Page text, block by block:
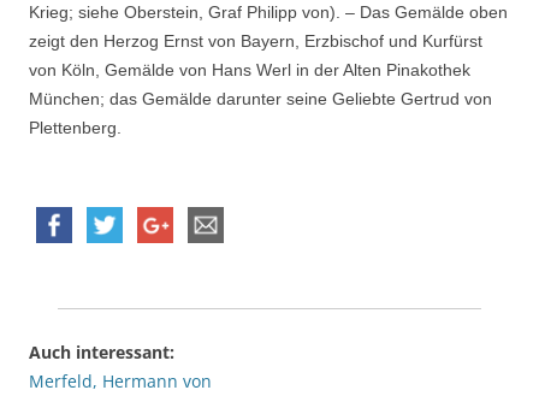
Krieg; siehe Oberstein, Graf Philipp von). – Das Gemälde oben
zeigt den Herzog Ernst von Bayern, Erzbischof und Kurfürst
von Köln, Gemälde von Hans Werl in der Alten Pinakothek
München; das Gemälde darunter seine Geliebte Gertrud von
Plettenberg.
Auch interessant:
Merfeld, Hermann von